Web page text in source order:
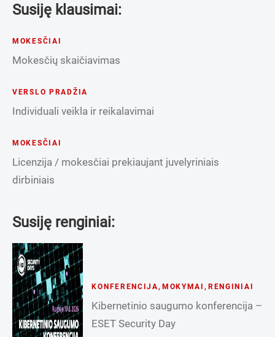
Susiję klausimai:
MOKESČIAI
Mokesčių skaičiavimas
VERSLO PRADŽIA
Individuali veikla ir reikalavimai
MOKESČIAI
Licenzija / mokesčiai prekiaujant juvelyriniais
dirbiniais
Susiję renginiai:
KONFERENCIJA , MOKYMAI , RENGINIAI
Kibernetinio saugumo konferencija –
ESET Security Day